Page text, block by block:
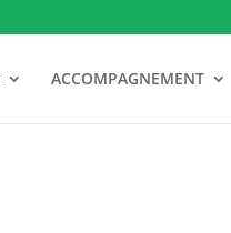
ACCOMPAGNEMENT